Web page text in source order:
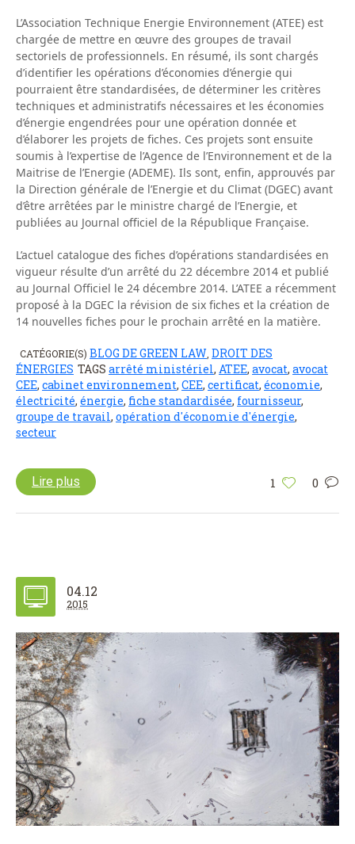
L’Association Technique Energie Environnement (ATEE) est
chargée de mettre en œuvre des groupes de travail
sectoriels de professionnels. En résumé, ils sont chargés
d’identifier les opérations d’économies d’énergie qui
pourraient être standardisées, de déterminer les critères
techniques et administratifs nécessaires et les économies
d’énergie engendrées pour une opération donnée et
d’élaborer les projets de fiches. Ces projets sont ensuite
soumis à l’expertise de l’Agence de l’Environnement et de la
Maitrise de l’Energie (ADEME). Ils sont, enfin, approuvés par
la Direction générale de l’Energie et du Climat (DGEC) avant
d’être arrêtées par le ministre chargé de l’Energie, et
publiées au Journal officiel de la République Française.
L’actuel catalogue des fiches d’opérations standardisées en
vigueur résulte d’un arrêté du 22 décembre 2014 et publié
au Journal Officiel le 24 décembre 2014. L’ATEE a récemment
proposé à la DGEC la révision de six fiches et la création de
14 nouvelles fiches pour le prochain arrêté en la matière.
CATÉGORIE(S) BLOG DE GREEN LAW DROIT DES
ÉNERGIES TAGS arrêté ministériel, ATEE, avocat, avocat
CEE, cabinet environnement, CEE, certificat, économie,
électricité, énergie, fiche standardisée, fournisseur,
groupe de travail, opération d'économie d'énergie,
secteur
1 0
Lire plus
04.12
2015